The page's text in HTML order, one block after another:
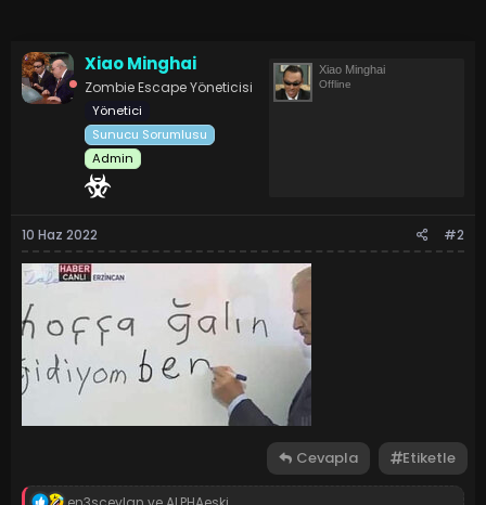
Xiao Minghai
Zombie Escape Yöneticisi
Yönetici
Sunucu Sorumlusu
Admin
Xiao Minghai
Offline
10 Haz 2022 #2
Cevapla Etiketle
T